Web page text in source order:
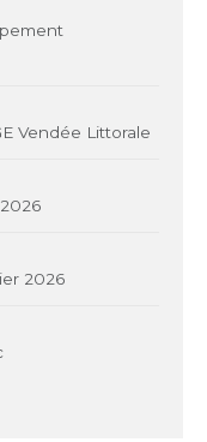
Vendée Littorale
2026